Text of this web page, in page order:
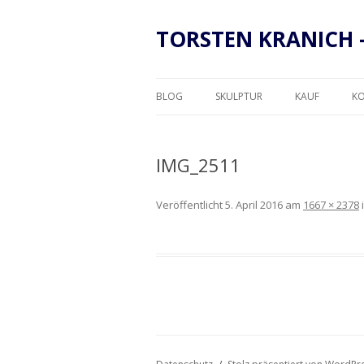
TORSTEN KRANICH
BLOG SKULPTUR KAUF
IMG_2511
Veröffentlicht5. April 2016 am 1667 × 2378